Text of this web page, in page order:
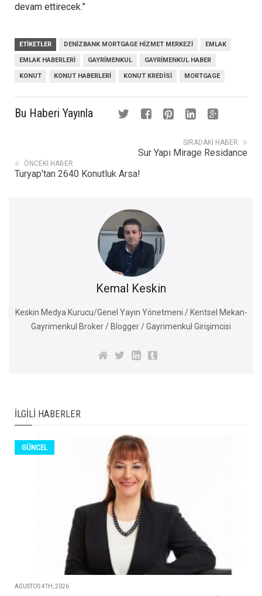
devam ettirecek.”
ETIKETLER DENIZBANK MORTGAGE HIZMET MERKEZI EMLAK
EMLAK HABERLERI GAYRIMENKUL GAYRIMENKUL HABER
KONUT KONUT HABERLERI KONUT KREDISI MORTGAGE
Bu Haberi Yayınla
SIRADAKI HABER
Sur Yapı Mirage Residance
ÖNCEKI HABER
Turyap'tan 2640 Konutluk Arsa!
Kemal Keskin
Keskin Medya Kurucu/Genel Yayın Yönetmeni / Kentsel Mekan-
Gayrimenkul Broker / Blogger / Gayrimenkul Girişimcisi
İLGILI HABERLER
GÜNCEL
AĞUSTOS 4TH, 2026